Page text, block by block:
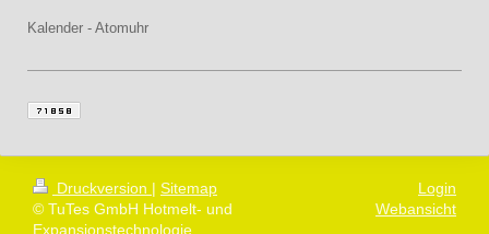
Kalender - Atomuhr
Druckversion | Sitemap
© TuTes GmbH Hotmelt- und
Expansionstechnologie
Login
Webansicht